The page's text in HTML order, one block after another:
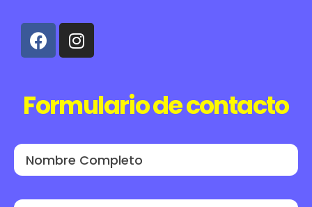
Formulario de contacto